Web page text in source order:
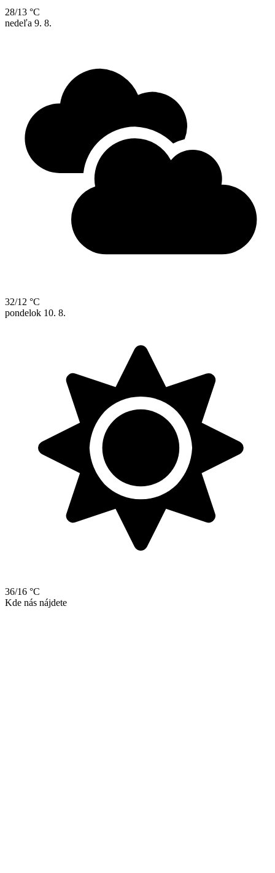
28/13 °C
nedeľa 9. 8.
32/12 °C
pondelok 10. 8.
36/16 °C
Kde nás nájdete